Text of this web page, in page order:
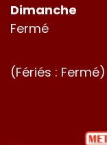
Dimanche
Fermé
(Fériés : Fermé)